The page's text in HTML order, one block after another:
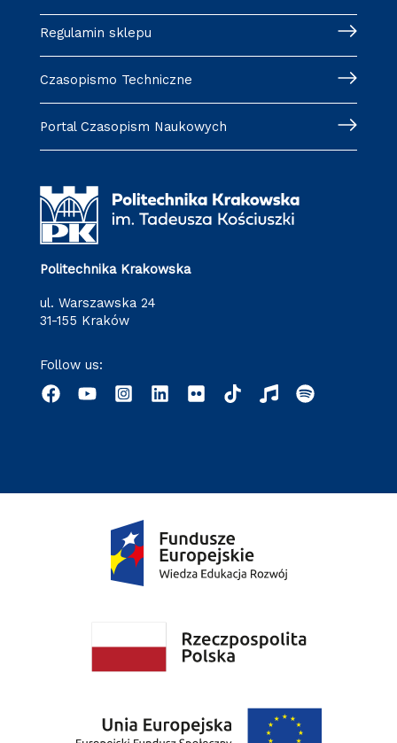
Regulamin sklepu
Czasopismo Techniczne
Portal Czasopism Naukowych
Politechnika Krakowska
ul. Warszawska 24
31-155 Kraków
Follow us: